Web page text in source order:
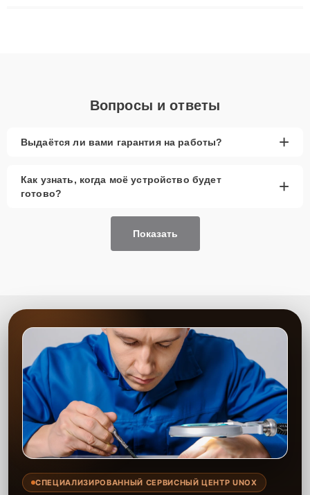
Вопросы и ответы
Выдаётся ли вами гарантия на работы? +
Как узнать, когда моё устройство будет
готово?
+
Показать
СПЕЦИАЛИЗИРОВАННЫЙ СЕРВИСНЫЙ ЦЕНТР UNOX